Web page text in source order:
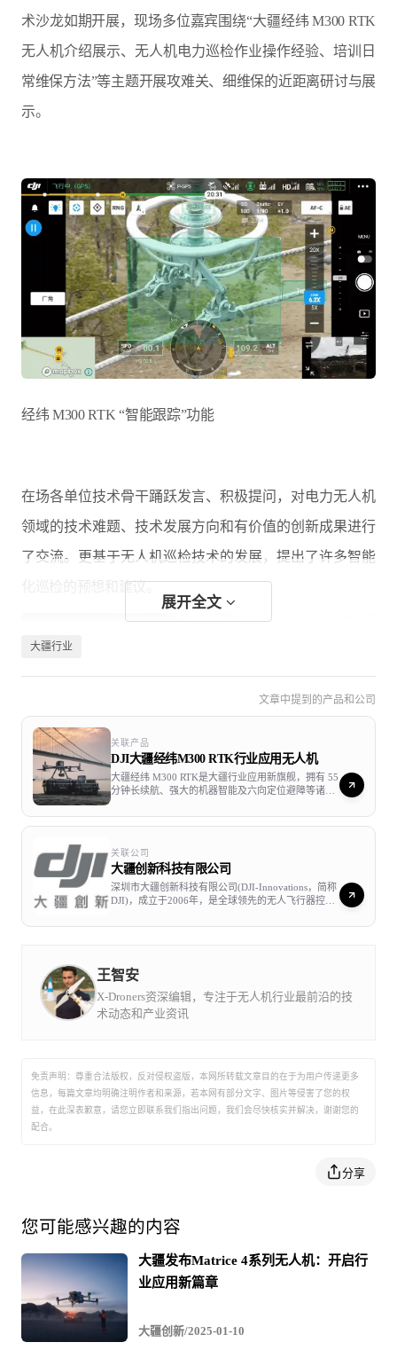
术沙龙如期开展，现场多位嘉宾围绕“大疆经纬 M300 RTK
无人机介绍展示、无人机电力巡检作业操作经验、培训日
常维保方法”等主题开展攻难关、细维保的近距离研讨与展
示。
经纬 M300 RTK “智能跟踪”功能
在场各单位技术骨干踊跃发言、积极提问，对电力无人机
领域的技术难题、技术发展方向和有价值的创新成果进行
了交流。更基于无人机巡检技术的发展，提出了许多智能
化巡检的预想和建议。
权威主旨论坛——讲落地、重安全、促成效
15 日下午，输电中心、南通运维站、宿迁运维站、苏州运
维站、常州运维站、淮安运维站，以及来自众芯汉创、大
疆行业应用等100 余名业界精英结合自己的专业所长，带
时间里碰撞无限的智慧火花，精彩纷呈、环环相扣的演讲
氛围，令现场掌声雷动。
存在着应用深度不均衡，巡检作业不规范，运检模式转变
无人机作为智能巡检的重要一环，如何建立基层无人机的
班组生产管理模式，推进输电线路无人机巡检体系建设，
确保无人机巡检取得实效尤为重要。它要求电网运、检、
展开全文
大疆行业
文章中提到的产品和公司
关联产品
DJI大疆经纬M300 RTK行业应用无人机
大疆经纬 M300 RTK是大疆行业应用新旗舰，拥有 55
分钟长续航、强大的机器智能及六向定位避障等诸多
杆。经纬 M300 RTK是行业首款具备六向定位避障与
支持3个有效负载。此外，经纬 M300 RTK 无需关机
便可快速更换电池，搭配快充充电箱能够不间断作
业，配合高级双控模式，让不同行业用户实现更为高
效的协同作业，是大疆目前最为强大的行业无人机平
拍、超清矩阵拍照等智能功能。
关联公司
大疆创新科技有限公司
深圳市大疆创新科技有限公司(DJI-Innovations，简称
DJI)，成立于2006年，是全球领先的无人飞行器控制
球100多个国家。通过持续的创新，大疆致力于为无
王智安
X-Droners资深编辑，专注于无人机行业最前沿的技
术动态和产业资讯
免责声明：尊重合法版权，反对侵权盗版，本网所转载文章目的在于为用户传递更多
信息，每篇文章均明确注明作者和来源，若本网有部分文字、图片等侵害了您的权
益，在此深表歉意，请您立即联系我们指出问题，我们会尽快核实并解决，谢谢您的
配合。
分享
您可能感兴趣的内容
大疆发布Matrice 4系列无人机：开启行
业应用新篇章
大疆创新/2025-01-10